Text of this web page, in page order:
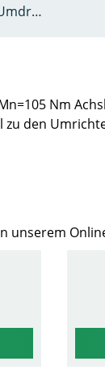
Nm
den
unserem